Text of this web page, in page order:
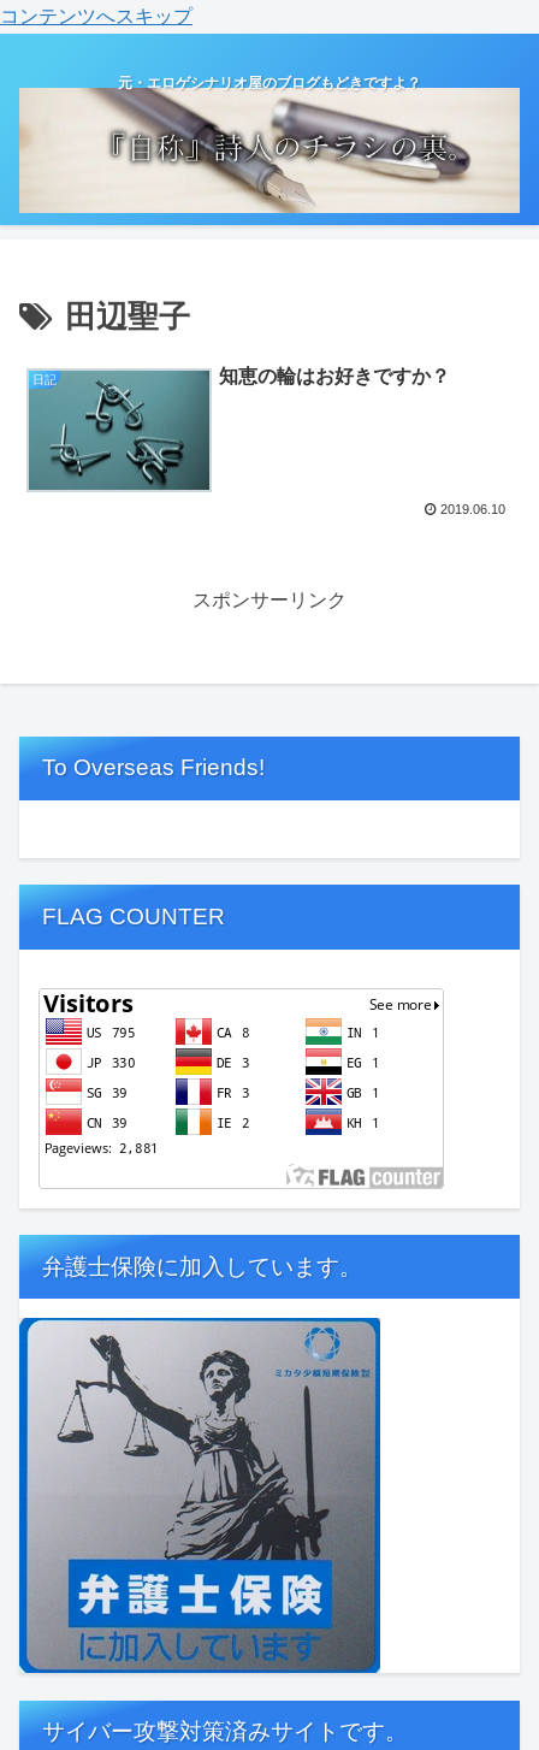
コンテンツへスキップ
元・エロゲシナリオ屋のブログもどきですよ？
田辺聖子
日記 知恵の輪はお好きですか？
2019.06.10
スポンサーリンク
To Overseas Friends!
FLAG COUNTER
弁護士保険に加入しています。
サイバー攻撃対策済みサイトです。